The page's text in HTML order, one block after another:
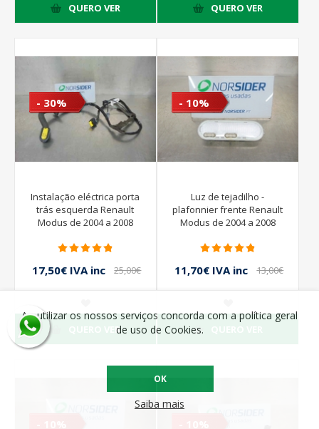
QUERO VER QUERO VER
- 30%
Instalação eléctrica porta
trás esquerda Renault
Modus de 2004 a 2008
17,50€ IVA inc
25,00€
QUERO VER
- 10%
Luz de tejadilho -
plafonnier frente Renault
Modus de 2004 a 2008
11,70€ IVA inc
13,00€
Ao utilizar os nossos serviços concorda com a política geral
de uso de Cookies.
OK
Saiba mais